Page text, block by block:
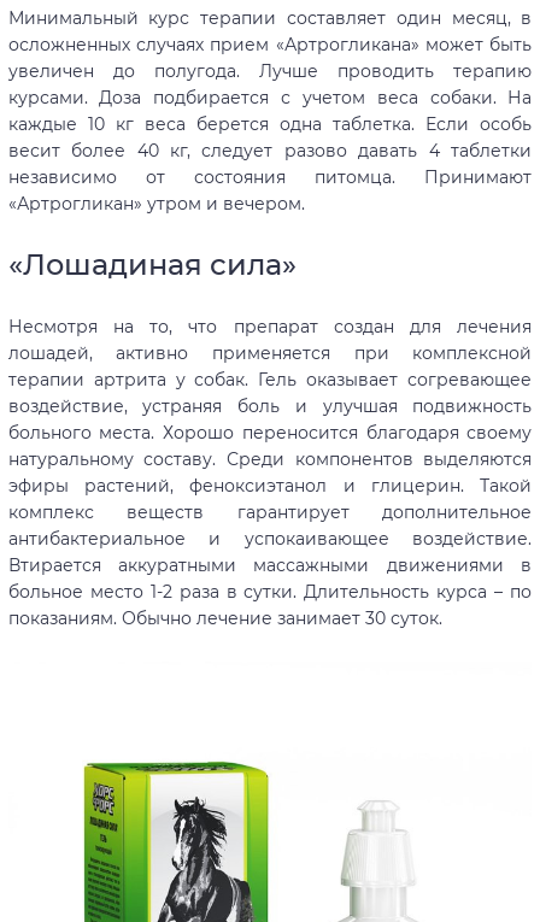
Минимальный курс терапии составляет один месяц, в
осложненных случаях прием «Артрогликана» может быть
увеличен до полугода. Лучше проводить терапию
курсами. Доза подбирается с учетом веса собаки. На
каждые 10 кг веса берется одна таблетка. Если особь
весит более 40 кг, следует разово давать 4 таблетки
независимо от состояния питомца. Принимают
«Артрогликан» утром и вечером.
«Лошадиная сила»
Несмотря на то, что препарат создан для лечения
лошадей, активно применяется при комплексной
терапии артрита у собак. Гель оказывает согревающее
воздействие, устраняя боль и улучшая подвижность
больного места. Хорошо переносится благодаря своему
натуральному составу. Среди компонентов выделяются
эфиры растений, феноксиэтанол и глицерин. Такой
комплекс веществ гарантирует дополнительное
антибактериальное и успокаивающее воздействие.
Втирается аккуратными массажными движениями в
больное место 1-2 раза в сутки. Длительность курса – по
показаниям. Обычно лечение занимает 30 суток.